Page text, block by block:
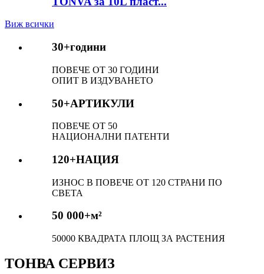
Виж всички
30+години
ПОВЕЧЕ ОТ 30 ГОДИНИ
ОПИТ В ИЗДУВАНЕТО
50+АРТИКУЛИ
ПОВЕЧЕ ОТ 50
НАЦИОНАЛНИ ПАТЕНТИ
120+НАЦИЯ
ИЗНОС В ПОВЕЧЕ ОТ 120 СТРАНИ ПО
СВЕТА
50 000+м²
50000 КВАДРАТА ПЛОЩ ЗА РАСТЕНИЯ
ТОНВА СЕРВИЗ